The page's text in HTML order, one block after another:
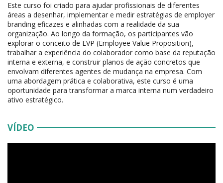
Este curso foi criado para ajudar profissionais de diferentes
áreas a desenhar, implementar e medir estratégias de employer
branding eficazes e alinhadas com a realidade da sua
organização. Ao longo da formação, os participantes vão
explorar o conceito de EVP (Employee Value Proposition),
trabalhar a experiência do colaborador como base da reputação
interna e externa, e construir planos de ação concretos que
envolvam diferentes agentes de mudança na empresa. Com
uma abordagem prática e colaborativa, este curso é uma
oportunidade para transformar a marca interna num verdadeiro
ativo estratégico.
VÍDEO